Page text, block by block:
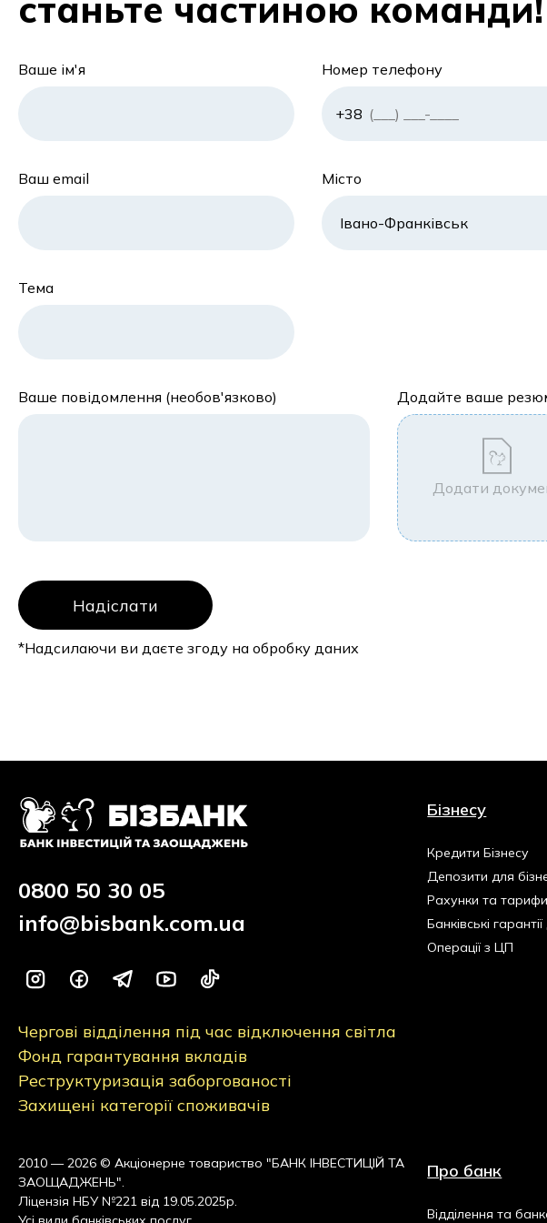
станьте частиною команди!
Ваше ім'я Номер телефону
Ваш email Місто
Тема
Ваше повідомлення (необов'язково) Додайте ваше
Додати
*Надсилаючи ви даєте згоду на обробку даних
Бізнесу
Кредити Бізнесу
Депозити для
Рахунки та тарифи
Банківські
Операції з ЦП
Про банк
Відділення та
0800 50 30 05
info@bisbank.com.ua
Чергові відділення під час відключення світла
Фонд гарантування вкладів
Реструктуризація заборгованості
Захищені категорії споживачів
2010 — 2026 © Акціонерне товариство "БАНК ІНВЕСТИЦІЙ ТА
ЗАОЩАДЖЕНЬ".
Ліцензія НБУ №221 від 19.05.2025р.